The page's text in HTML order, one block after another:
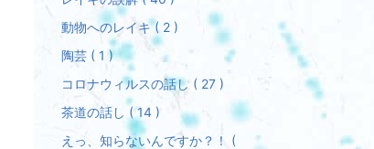
動物へのレイキ ( 2 )
陶芸 ( 1 )
コロナウィルスの話し ( 27 )
茶道の話し ( 14 )
えっ、知らないんですか？！ (